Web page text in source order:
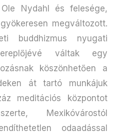
Nydahl és felesége,
megváltozott.
nyugati
váltak egy
köszönhetően a
át tartó munkájuk
meditációs központot
Mexikóvárostól
odaadással